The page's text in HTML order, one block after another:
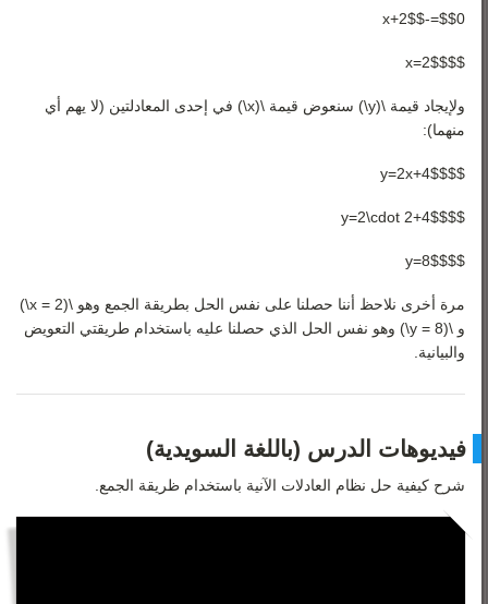
$$0=-x+2$$
$$x=2$$
ولإيجاد قيمة \(y\) سنعوض قيمة \(x\) في إحدى المعادلتين (لا يهم أي
منهما):
$$y=2x+4$$
$$y=2\cdot 2+4$$
$$y=8$$
مرة أخرى نلاحظ أننا حصلنا على نفس الحل بطريقة الجمع وهو \(x = 2\)
و \(y = 8\) وهو نفس الحل الذي حصلنا عليه باستخدام طريقتي التعويض
والبيانية.
فيديوهات الدرس (باللغة السويدية)
شرح كيفية حل نظام العادلات الآنية باستخدام ظريقة الجمع.